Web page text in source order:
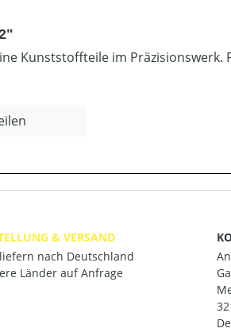
Kunststoffteile im Präzisionswerk.
& VERSAND
nach Deutschland
Länder auf Anfrage